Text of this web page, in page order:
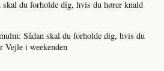
skal du forholde dig, hvis du hører knald
Sådan skal du forholde dig, hvis du
Vejle i weekenden